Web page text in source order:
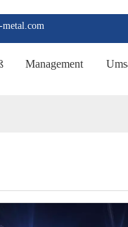
metal.com
Management